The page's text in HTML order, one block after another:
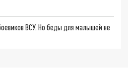
ВСУ. Но беды для малышей не